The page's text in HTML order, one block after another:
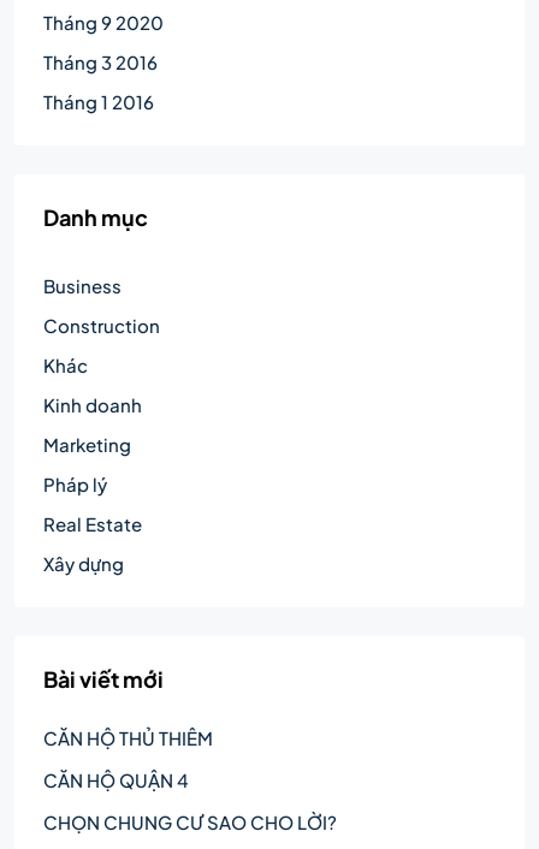
Tháng 9 2020
Tháng 3 2016
Tháng 1 2016
Danh mục
Business
Construction
Khác
Kinh doanh
Marketing
Pháp lý
Real Estate
Xây dựng
Bài viết mới
CĂN HỘ THỦ THIÊM
CĂN HỘ QUẬN 4
CHỌN CHUNG CƯ SAO CHO LỜI?